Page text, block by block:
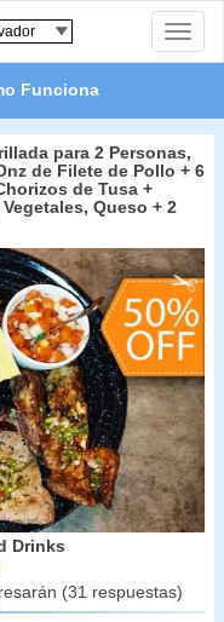
Toggle
Funciona
para 2 Personas,
de Filete de Pollo + 6
de Tusa +
Queso + 2
Drinks
(31 respuestas)